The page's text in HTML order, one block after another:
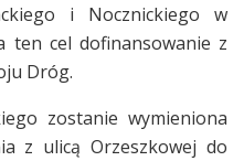
i Nocznickiego w
ten cel dofinansowanie z
Dróg.
zostanie wymieniona
z ulicą Orzeszkowej do